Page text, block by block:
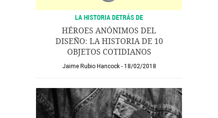
LA HISTORIA DETRÁS DE
HÉROES ANÓNIMOS DEL
DISEÑO: LA HISTORIA DE 10
OBJETOS COTIDIANOS
Jaime Rubio Hancock 18/02/2018